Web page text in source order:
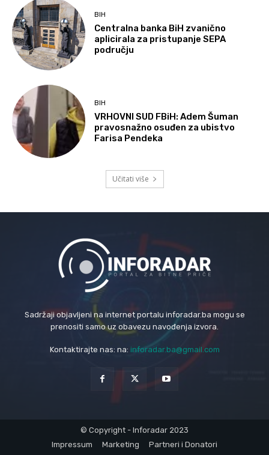
BIH
Centralna banka BiH zvanično
aplicirala za pristupanje SEPA
području
BIH
VRHOVNI SUD FBiH: Adem Šuman
pravosnažno osuđen za ubistvo
Farisa Pendeka
Učitati više
Sadržaji objavljeni na internet portalu inforadar.ba mogu se
prenositi samo uz obavezu navođenja izvora.
Kontaktirajte nas: na: inforadar.ba@gmail.com
© Copyright - Inforadar 2023
Impressum
Marketing Partneri i Donatori